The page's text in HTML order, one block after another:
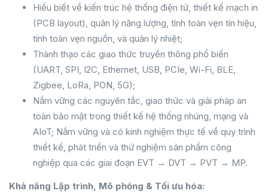
Hiểu biết về kiến trúc hệ thống điện tử, thiết kế mạch in
(PCB layout), quản lý năng lượng, tính toàn vẹn tín hiệu,
tính toàn vẹn nguồn, và quản lý nhiệt;
Thành thạo các giao thức truyền thông phổ biến
(UART, SPI, I2C, Ethernet, USB, PCIe, Wi-Fi, BLE,
Zigbee, LoRa, PON, 5G);
Nắm vững các nguyên tắc, giao thức và giải pháp an
toàn bảo mật trong thiết kế hệ thống nhúng, mạng và
AIoT; Nắm vững và có kinh nghiệm thực tế về quy trình
thiết kế, phát triển và thử nghiệm sản phẩm công
nghiệp qua các giai đoạn EVT → DVT → PVT → MP.
Khả năng Lập trình, Mô phỏng & Tối ưu hóa: